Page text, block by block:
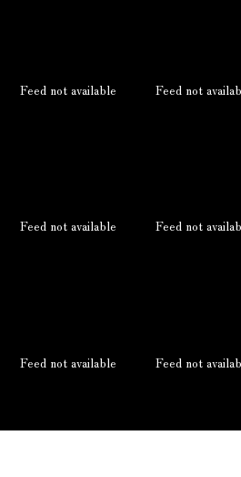
Feed not available Feed not
Feed not available Feed not
Feed not available Feed not